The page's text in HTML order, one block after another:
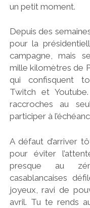
un petit moment.
Depuis des
pour la
campagne, mais
mille kilomètres de
qui confisquent
Twitch et
raccroches au
participer à
A défaut d’arriver
pour éviter
presque au
casablancaises
joyeux, ravi de
avril. Tu te rends